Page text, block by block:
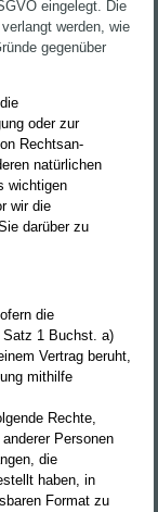
eingelegt. Die
werden, wie
gegenüber
oder zur
Rechtsan­
natürlichen
wichtigen
wir die
darüber zu
die
Satz 1 Buchst. a)
Vertrag beruht,
mithilfe
Rechte,
Personen
die
haben, in
Format zu